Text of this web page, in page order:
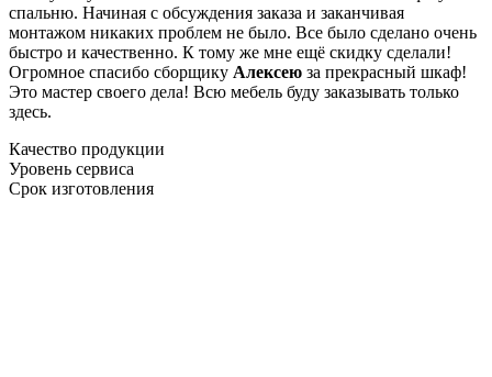
спальню. Начиная с обсуждения заказа и заканчивая
монтажом никаких проблем не было. Все было сделано очень
быстро и качественно. К тому же мне ещё скидку сделали!
Огромное спасибо сборщику Алексею за прекрасный шкаф!
Это мастер своего дела! Всю мебель буду заказывать только
здесь.
Качество продукции
Уровень сервиса
Срок изготовления